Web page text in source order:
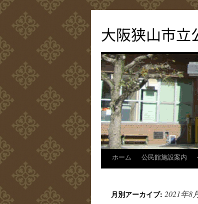
テ
ン
へ
ス
キ
ッ
プ
大阪狭山市立
ホーム 公民館施設案内
月別アーカイブ: 2021年8